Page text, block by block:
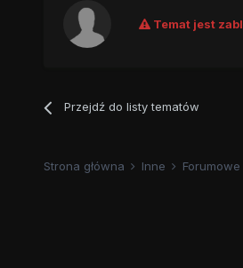
Temat jest
Przejdź do listy tematów
Strona główna Inne